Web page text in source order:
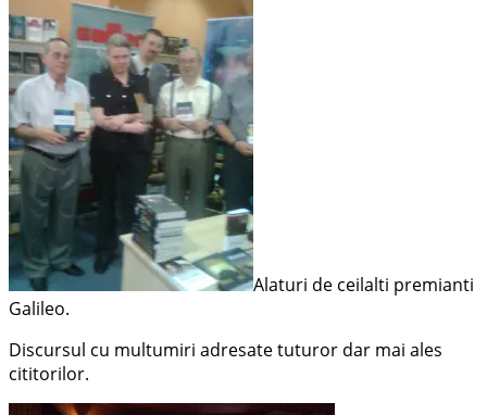
Alaturi de ceilalti premianti
Galileo.
Discursul cu multumiri adresate tuturor dar mai ales
cititorilor.